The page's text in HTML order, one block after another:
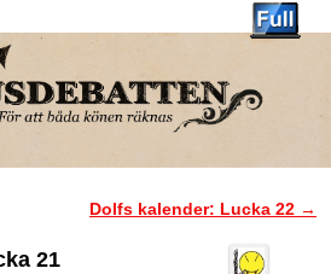
Dolfs kalender: Lucka 22 →
21